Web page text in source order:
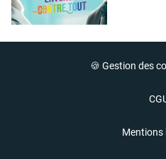
🍪 Gestion des
Mentions